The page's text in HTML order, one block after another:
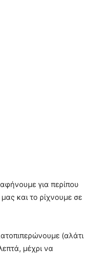
για περίπου
και το ρίχνουμε σε
(αλάτι
μέχρι να